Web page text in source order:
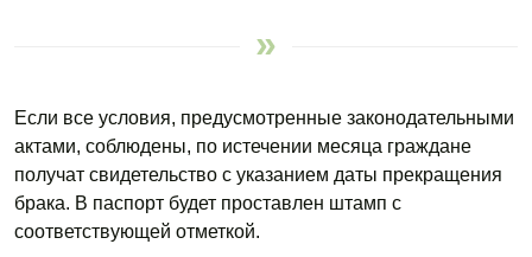
Если все условия, предусмотренные законодательными
актами, соблюдены, по истечении месяца граждане
получат свидетельство с указанием даты прекращения
брака. В паспорт будет проставлен штамп с
соответствующей отметкой.